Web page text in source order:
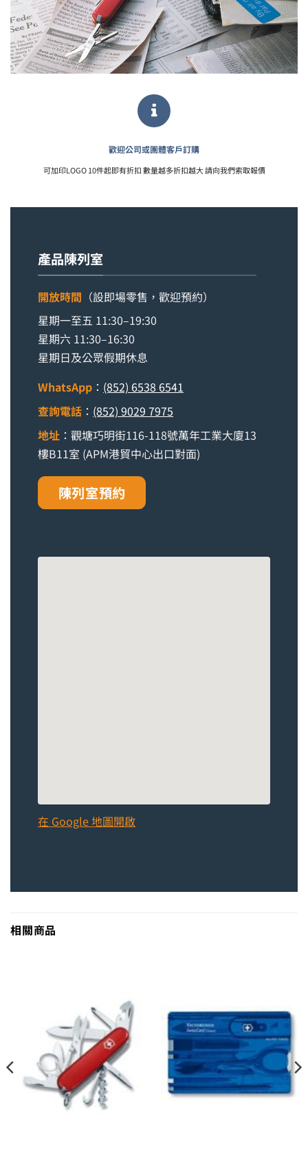
歡迎公司或團體客戶訂購
可加印LOGO 10件起即有折扣 數量越多折扣越大 請向我們索取報價
產品陳列室
開放時間 （設即場零售，歡迎預約）
星期一至五 11:30–19:30
星期六 11:30–16:30
星期日及公眾假期休息
WhatsApp ： (852) 6538 6541
查詢電話 ： (852) 9029 7975
地址 ：觀塘巧明街116-118號萬年工業大廈13
樓B11室 (APM港貿中心出口對面)
陳列室預約
在 Google 地圖開啟
相關商品